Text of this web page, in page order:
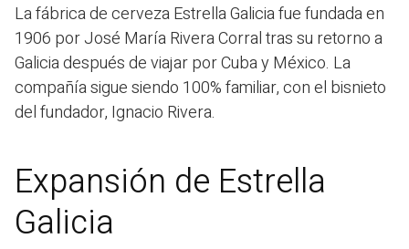
La fábrica de cerveza Estrella Galicia fue fundada en
1906 por José María Rivera Corral tras su retorno a
Galicia después de viajar por Cuba y México. La
compañía sigue siendo 100% familiar, con el bisnieto
del fundador, Ignacio Rivera.
Expansión de Estrella
Galicia